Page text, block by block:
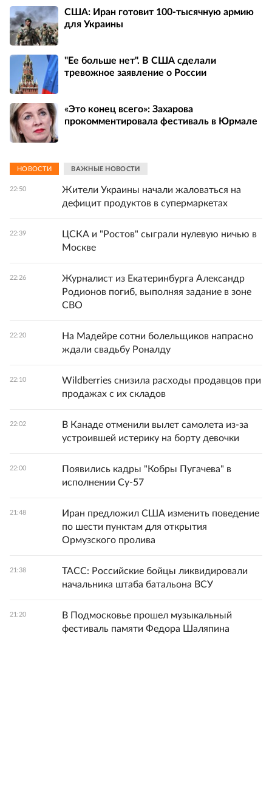
США: Иран готовит 100-тысячную армию
для Украины
"Ее больше нет". В США сделали
тревожное заявление о России
«Это конец всего»: Захарова
прокомментировала фестиваль в Юрмале
НОВОСТИ ВАЖНЫЕ НОВОСТИ
22:50
Жители Украины начали жаловаться на
дефицит продуктов в супермаркетах
22:39
ЦСКА и "Ростов" сыграли нулевую ничью в
Москве
22:26
Журналист из Екатеринбурга Александр
Родионов погиб, выполняя задание в зоне
СВО
22:20
На Мадейре сотни болельщиков напрасно
ждали свадьбу Роналду
22:10
Wildberries снизила расходы продавцов при
продажах с их складов
22:02
В Канаде отменили вылет самолета из-за
устроившей истерику на борту девочки
22:00
Появились кадры "Кобры Пугачева" в
исполнении Су-57
21:48
Иран предложил США изменить поведение
по шести пунктам для открытия
Ормузского пролива
21:38
ТАСС: Российские бойцы ликвидировали
начальника штаба батальона ВСУ
21:20
В Подмосковье прошел музыкальный
фестиваль памяти Федора Шаляпина